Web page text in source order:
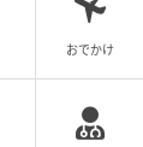
おでかけ